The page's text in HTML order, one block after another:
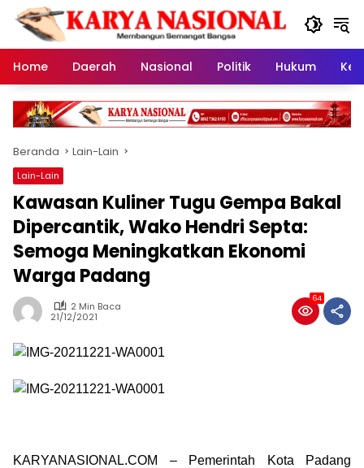
Langsung
konten
Home
Daerah Nasional Politik Hukum
Beranda Lain-Lain
Lain-Lain
Kawasan Kuliner Tugu Gempa Bakal
Dipercantik, Wako Hendri Septa:
Semoga Meningkatkan Ekonomi
Warga Padang
2 Min Baca
21/12/2021
64
KARYANASIONAL.COM – Pemerintah Kota Padang